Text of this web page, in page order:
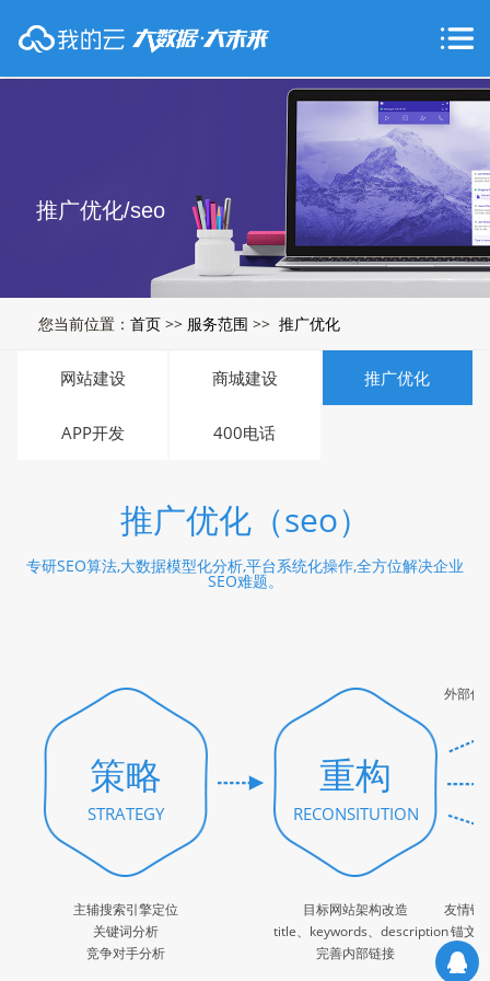
推广优化/seo
您当前位置： 首页 >> 服务范围 >> 推广优化
网站建设 商城建设 推广优化
APP开发 400电话
推广优化（seo）
专研SEO算法,大数据模型化分析,平台系统化操作,全方位解决企业
SEO难题。
策略
STRATEGY
主辅搜索引擎定位
关键词分析
竞争对手分析
重构
RECONSITUTION
目标网站架构改造
title、keywords、description
完善内部链接
外部优
友情链
锚文本
软文